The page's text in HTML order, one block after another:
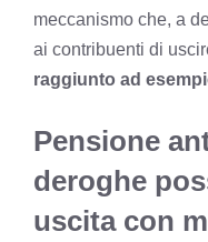
meccanismo che, a
ai contribuenti di
raggiunto ad
Pensione
deroghe
uscita con